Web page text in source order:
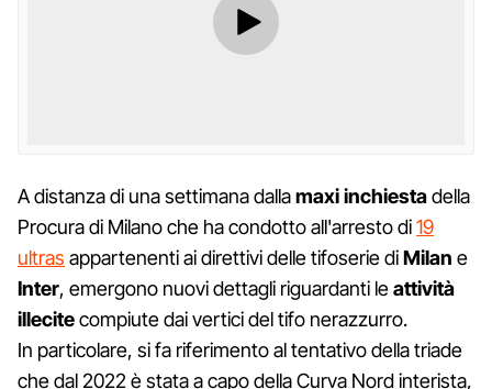
A distanza di una settimana dallamaxi inchiestadella
Procura di Milano che ha condotto all'arresto di19
ultras appartenenti ai direttivi delle tifoserie diMilan e
Inter, emergono nuovi dettagli riguardanti leattività
illecitecompiute dai vertici del tifo nerazzurro.
In particolare, si fa riferimento al tentativo della triade
che dal 2022 è stata a capo della Curva Nord interista,